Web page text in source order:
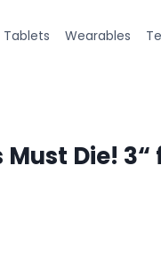
Tablets Wearables
Must Die! 3“